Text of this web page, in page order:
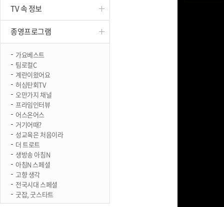
TV 속 정보
종영프로그램
가요베스트
팀로컬C
계란이왔어요
허심탄회TV
오만가지 채널
프라임인터뷰
어스온어스
거기어때?
성교육은 처음이라
더 트로트
생방송 아침N
아침N 스페셜
고향 생각
전국시대 스페셜
굿잡, 굿스타트